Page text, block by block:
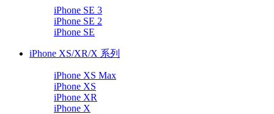
iPhone SE 3
iPhone SE 2
iPhone SE
iPhone XS/XR/X 系列
iPhone XS Max
iPhone XS
iPhone XR
iPhone X